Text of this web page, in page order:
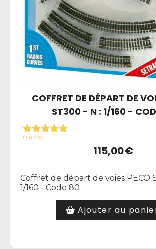
COFFRET DE DÉPART DE
ST300 - N : 1/160 -
0 avis
115,00€
Coffret de départ de voies PECO
1/160 - Code 80
Ajouter au